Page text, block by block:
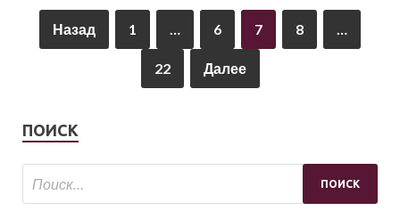
Назад 1 … 6 7 8 …
22 Далее
ПОИСК